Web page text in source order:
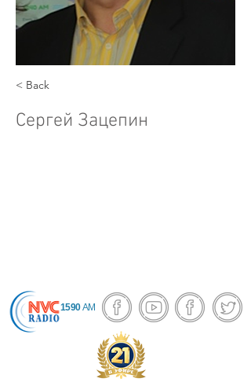
< Back
Сергей Зацепин
1590AM